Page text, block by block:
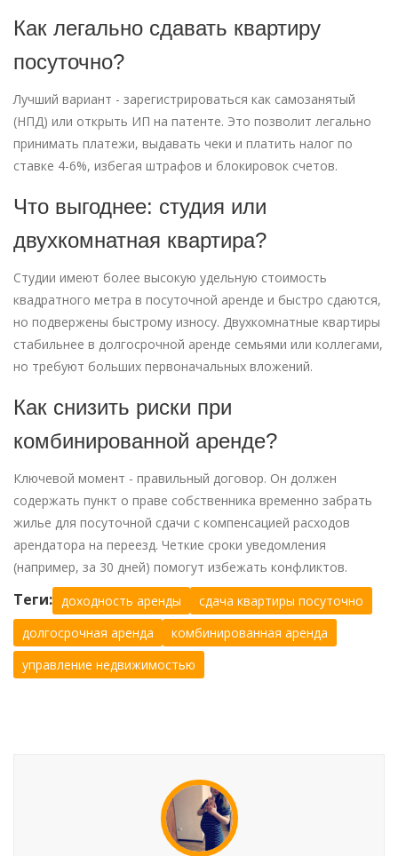
Как легально сдавать квартиру
посуточно?
Лучший вариант - зарегистрироваться как самозанятый
(НПД) или открыть ИП на патенте. Это позволит легально
принимать платежи, выдавать чеки и платить налог по
ставке 4-6%, избегая штрафов и блокировок счетов.
Что выгоднее: студия или
двухкомнатная квартира?
Студии имеют более высокую удельную стоимость
квадратного метра в посуточной аренде и быстро сдаются,
но подвержены быстрому износу. Двухкомнатные квартиры
стабильнее в долгосрочной аренде семьями или коллегами,
но требуют больших первоначальных вложений.
Как снизить риски при
комбинированной аренде?
Ключевой момент - правильный договор. Он должен
содержать пункт о праве собственника временно забрать
жилье для посуточной сдачи с компенсацией расходов
арендатора на переезд. Четкие сроки уведомления
(например, за 30 дней) помогут избежать конфликтов.
Теги: доходность аренды
сдача квартиры посуточно
долгосрочная аренда
комбинированная аренда
управление недвижимостью